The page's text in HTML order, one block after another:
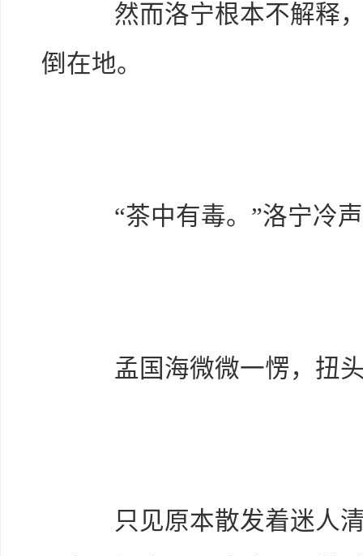
然而洛宁根本不解释，
倒在地。
“茶中有毒。”洛宁冷
孟国海微微一愣，扭头
只见原本散发着迷人清